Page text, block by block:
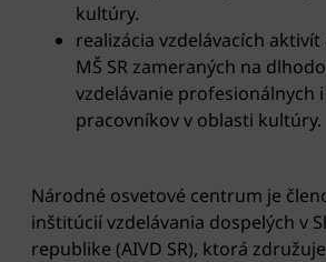
kultúry.
realizácia vzdelávacích
MŠ SR zameraných na
vzdelávanie profesionálnych
pracovníkov v oblasti kultúry.
Národné osvetové centrum je
inštitúcií vzdelávania dospelých v
republike (AIVD SR), ktorá